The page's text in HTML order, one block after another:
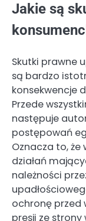
Jakie są
Skutki prawne
są bardzo
konsekwencje
Przede
następuje
postępowań
Oznacza to,
działań
należności
ochronę przed
presji ze strony